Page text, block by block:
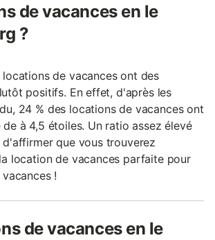
de vacances en le
?
locations de vacances ont des
positifs. En effet, d'après les
24 % des locations de vacances ont
à 4,5 étoiles. Un ratio assez élevé
que vous trouverez
location de vacances parfaite pour
!
de vacances en le